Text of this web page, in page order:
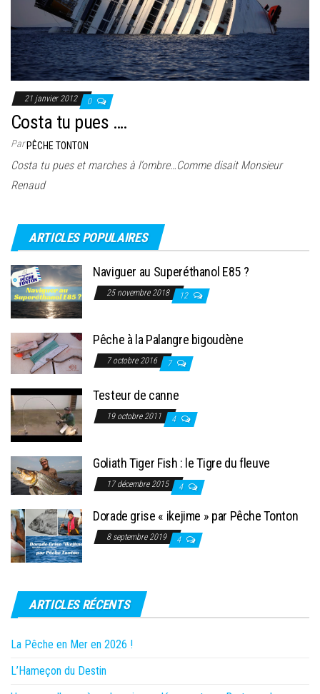
21 janvier 2012 0
Costa tu pues ….
ParPÊCHE TONTON
Costa tu pues et marches à l’ombre…Comme disait Monsieur
Renaud
ARTICLES POPULAIRES
Naviguer au Superéthanol E85 ?
25 novembre 2018 12
Pêche à la Palangre bigoudène
7 octobre 2016 7
Testeur de canne
19 octobre 2011 4
Goliath Tiger Fish : le Tigre du fleuve
17 décembre 2015 4
Dorade grise « ikejime » par Pêche Tonton
8 septembre 2019 4
ARTICLES RÉCENTS
La Pêche en Mer en 2026 !
L’Hameçon du Destin